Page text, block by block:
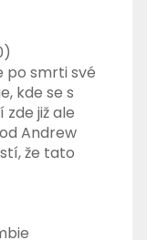
po smrti své
kde se s
již ale
Andrew
že tato